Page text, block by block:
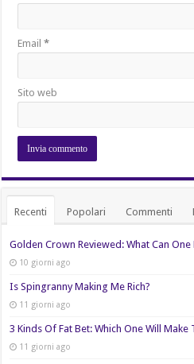
Email*
Sito web
Recenti Popolari Commenti
Golden Crown Reviewed: What Can
10 giorni ago
Is Spingranny Making Me Rich?
11 giorni ago
3 Kinds Of Fat Bet: Which One Will Make
11 giorni ago